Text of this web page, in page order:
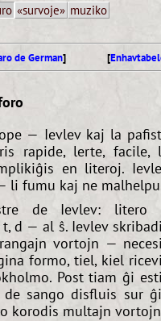
«survoje» muziko
de German] [
— Ievlev kaj la
rapide, lerte, facile,
en literoj.
li fumu kaj ne
de Ievlev: litero
d — al ŝ. Ievlev
vortojn —
formo, tiel, kiel
Post tiam ĝi
sango disfluis sur
korodis multajn